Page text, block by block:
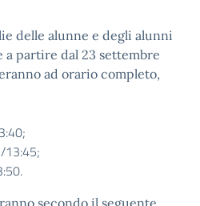
delle alunne e degli alunni
a partire dal 23 settembre
ad orario completo,
13:45;
secondo il seguente